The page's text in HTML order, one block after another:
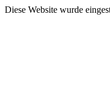
Diese Website wurde